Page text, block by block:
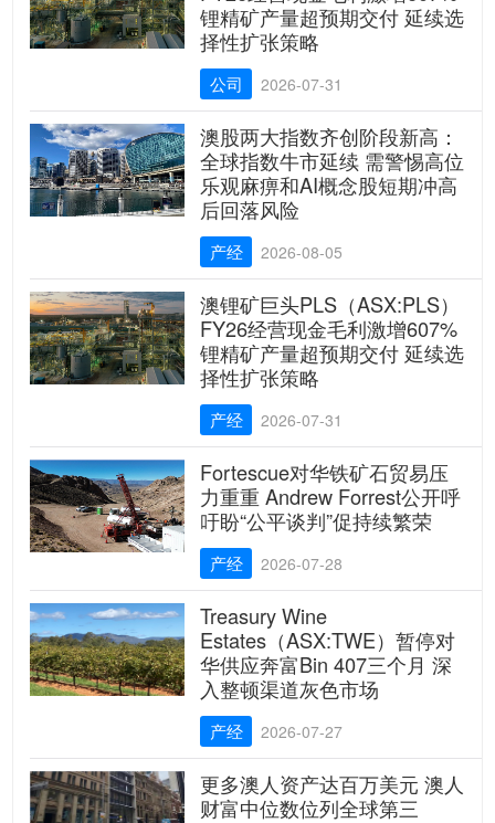
锂精矿产量超预期交付 延续选
择性扩张策略
公司 2026-07-31
澳股两大指数齐创阶段新高：
全球指数牛市延续 需警惕高位
乐观麻痹和AI概念股短期冲高
后回落风险
产经 2026-08-05
澳锂矿巨头PLS（ASX:PLS）
FY26经营现金毛利激增607%
锂精矿产量超预期交付 延续选
择性扩张策略
产经 2026-07-31
Fortescue对华铁矿石贸易压
力重重 Andrew Forrest公开呼
吁盼“公平谈判”促持续繁荣
产经 2026-07-28
Treasury Wine
Estates（ASX:TWE）暂停对
华供应奔富Bin 407三个月 深
入整顿渠道灰色市场
产经 2026-07-27
更多澳人资产达百万美元 澳人
财富中位数位列全球第三